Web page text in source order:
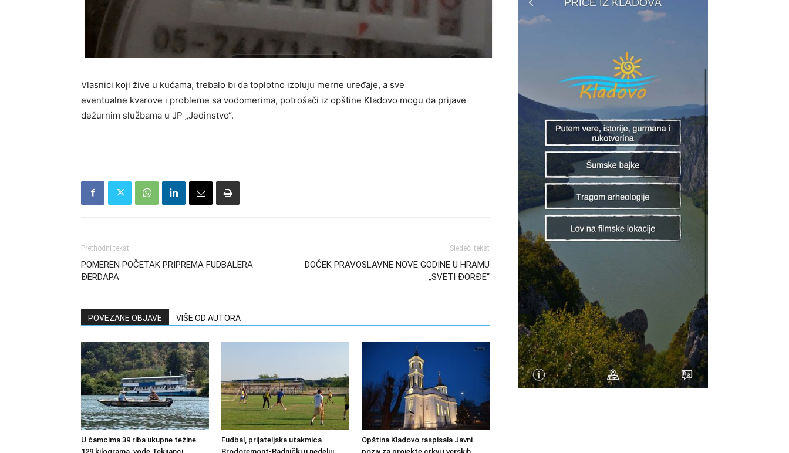
Vlasnici koji žive u kućama, trebalo bi da toplotno izoluju merne uređaje, a sve
eventualne kvarove i probleme sa vodomerima, potrošači iz opštine Kladovo mogu da prijave
dežurnim službama u JP „Jedinstvo“.
Prethodni tekst
POMEREN POČETAK PRIPREMA FUDBALERA
ĐERDAPA
Sledeći tekst
DOČEK PRAVOSLAVNE NOVE GODINE U HRAMU
„SVETI ĐORĐE“
POVEZANE OBJAVE VIŠE OD AUTORA
U čamcima 39 riba ukupne težine
Fudbal, prijateljska utakmica
Opština Kladovo raspisala Javni